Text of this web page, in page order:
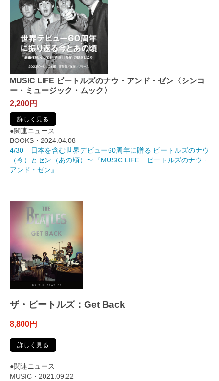
MUSIC LIFE ビートルズのナウ・アンド・ゼン〈シンコ
ー・ミュージック・ムック〉
2,200円
詳しく見る
●関連ニュース
BOOKS・2024.04.08
4/30 日本を含む世界デビュー60周年に贈る ビートルズのナウ
（今）とゼン（あの頃）〜『MUSIC LIFE ビートルズのナウ・
アンド・ゼン』
ザ・ビートルズ：Get Back
8,800円
詳しく見る
●関連ニュース
MUSIC・2021.09.22